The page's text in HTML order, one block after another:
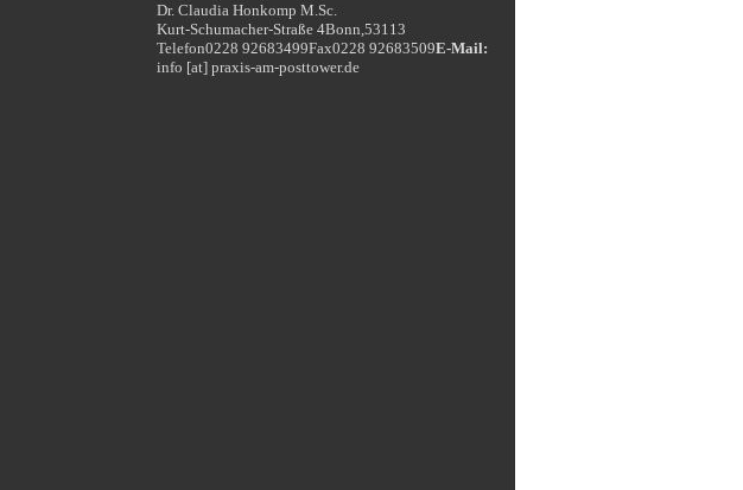
Dr. Claudia Honkomp M.Sc.
Kurt-Schumacher-Straße 4Bonn,53113
Telefon0228 92683499Fax0228 92683509E-Mail:
info [at] praxis-am-posttower.de